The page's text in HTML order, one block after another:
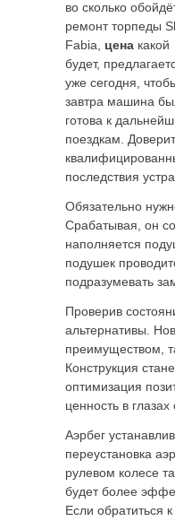
во сколько
ремонт торпеды
Fabia, цена какой
будет,
уже сегодня,
завтра машина
готова к
поездкам.
последствия
Обязательно
Срабатывая, он
наполняется
подушек
подразумевать
Проверив
альтернативы.
преимуществом,
Конструкция
оптимизация
ценность в
Аэрбег
переустановка
рулевом колесе
будет более
Если обратиться